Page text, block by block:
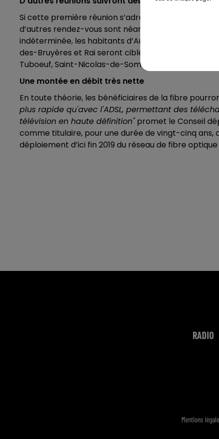
Si cette première réunion s’adresse en particulier
d’autres rendez-vous sont néanmoins projetés
indéterminée, les habitants d’Aube, Beaufai,
des-Bruyères et Rai seront ciblés, puis en février
Tuboeuf, Saint-Nicolas-de-Sommaire et Saint-
Une montée en débit très nette
En toute théorie, les bénéficiaires de la fibre
plus rapide qu'avec l'ADSL, permettant des
télévision en haute définition"promet le Conseil
comme titulaire, pour une durée de vingt-cinq ans,
déploiement d’ici fin 2019 du réseau de fibre
RADIO
Mentions